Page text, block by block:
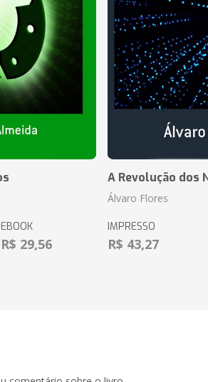
EBOOK
R$ 29,56
A Revolução dos
Álvaro Flores
IMPRESSO
R$ 43,27